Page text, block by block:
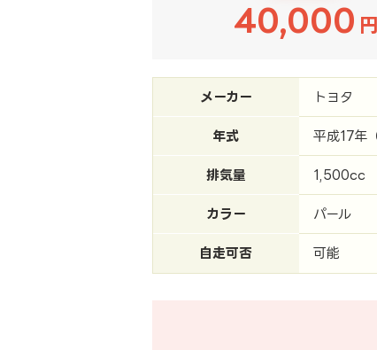
40,000 円
メーカー トヨタ
年式 平成17年
排気量 1,500cc
カラー パール
自走可否 可能